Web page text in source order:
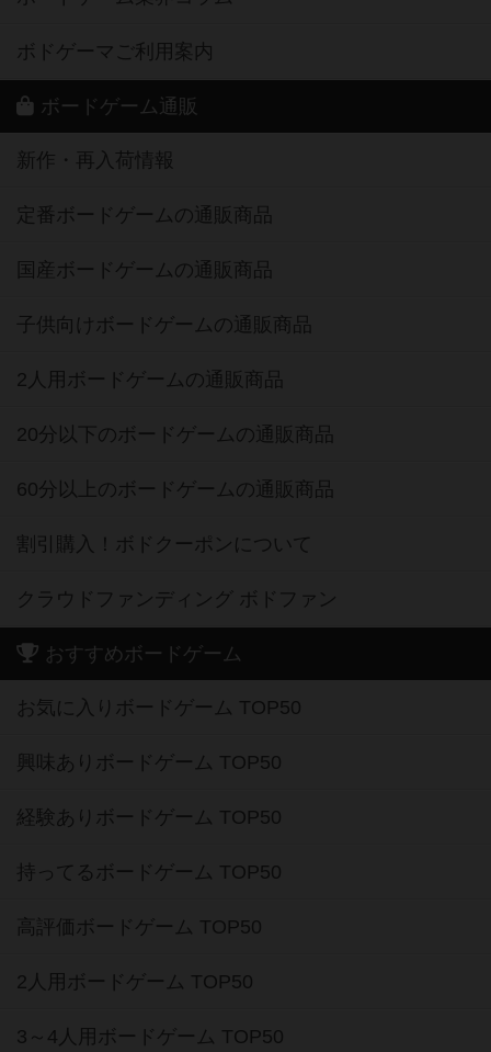
ボドゲーマご利用案内
ボードゲーム通販
新作・再入荷情報
定番ボードゲームの通販商品
国産ボードゲームの通販商品
子供向けボードゲームの通販商品
2人用ボードゲームの通販商品
20分以下のボードゲームの通販商品
60分以上のボードゲームの通販商品
割引購入！ボドクーポンについて
クラウドファンディング ボドファン
おすすめボードゲーム
お気に入りボードゲーム TOP50
興味ありボードゲーム TOP50
経験ありボードゲーム TOP50
持ってるボードゲーム TOP50
高評価ボードゲーム TOP50
2人用ボードゲーム TOP50
3～4人用ボードゲーム TOP50